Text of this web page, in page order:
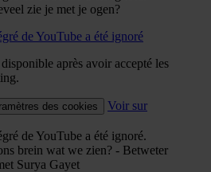
zie je met je ogen?
de YouTube a été ignoré
après avoir accepté les
des cookies
Voir sur
de YouTube a été ignoré.
brein wat we zien? - Betweter
Surya Gayet